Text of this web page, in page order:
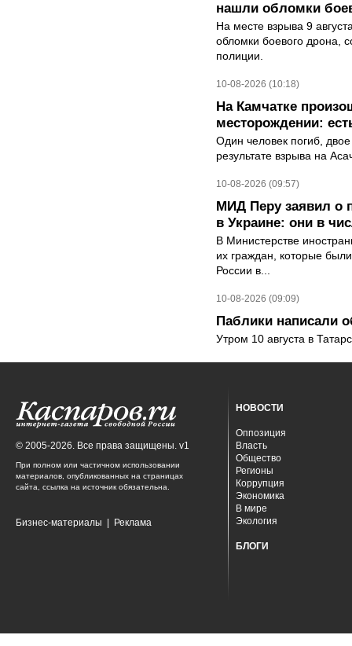
нашли обломки
На месте взрыва 9
обломки боевого дрона,
полиции.
10-08-2026 (10:18)
На Камчатке
месторождении:
Один человек погиб,
результате взрыва на
10-08-2026 (09:57)
МИД Перу заявил о
в Украине: они в
В Министерстве
их граждан, которые
России в...
10-08-2026 (09:09)
Паблики написали
Утром 10 августа в
© 2005-2026. Все права защищены. v1
При полном или частичном использовании
материалов, опубликованных на страницах
сайта, ссылка на источник обязательна.
Бизнес-материалы Реклама
НОВОСТИ
Оппозиция
Власть
Общество
Регионы
Коррупция
Экономика
В мире
Экология
БЛОГИ